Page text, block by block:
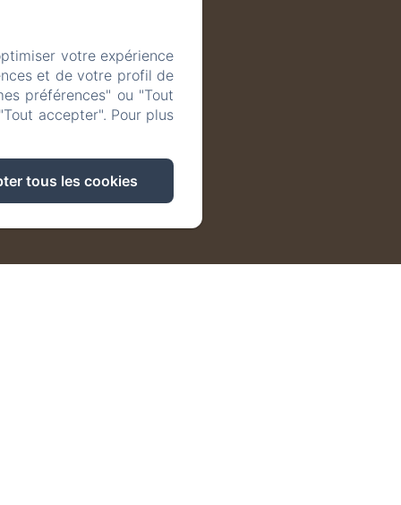
votre expérience
et de votre profil de
préférences" ou "Tout
accepter". Pour plus
tous les cookies